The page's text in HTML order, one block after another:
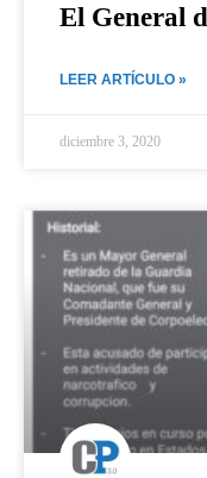
El General
LEER ARTÍCULO »
diciembre 3, 2020